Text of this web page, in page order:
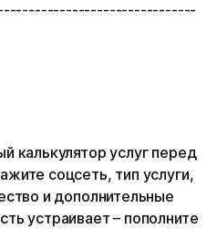
калькулятор услуг перед
соцсеть, тип услуги,
и дополнительные
устраивает – пополните